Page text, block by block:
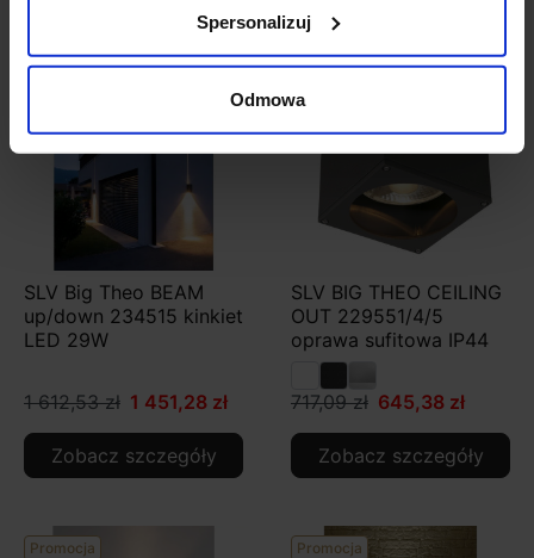
Spersonalizuj
Odmowa
Promocja
SLV Big Theo BEAM
up/down 234515 kinkiet
LED 29W
1 612,53 zł 1 451,28 zł
Zobacz szczegóły
Promocja
SLV BIG THEO CEILING
OUT 229551/4/5
oprawa sufitowa IP44
717,09 zł 645,38 zł
Zobacz szczegóły
Promocja Promocja